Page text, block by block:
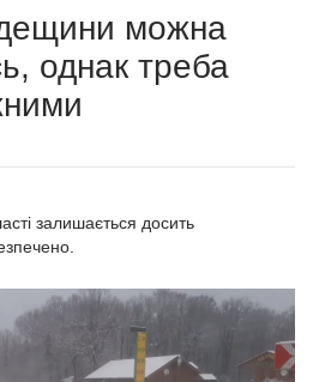
можна
однак треба
залишається досить